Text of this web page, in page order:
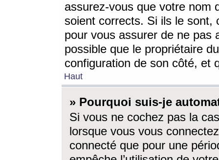
assurez-vous que votre nom
soient corrects. Si ils le sont,
pour vous assurer de ne pas
possible que le propriétaire
configuration de son côté, et
Haut
» Pourquoi suis-je
Si vous ne cochez pas la
lorsque vous vous
connecté que pour une